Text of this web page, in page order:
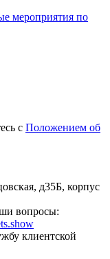
мероприятия по
с Положением об
д35Б, корпус
вопросы:
клиентской